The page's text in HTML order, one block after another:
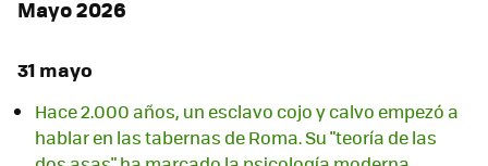
Mayo 2026
31 mayo
Hace 2.000 años, un esclavo cojo y calvo empezó a
hablar en las tabernas de Roma. Su "teoría de las